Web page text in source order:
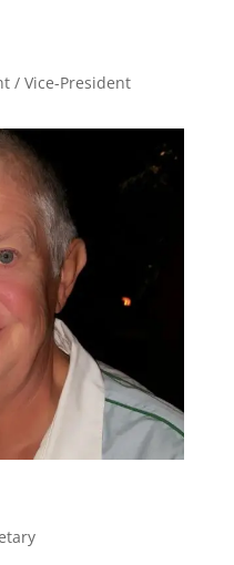
/ Vice-President